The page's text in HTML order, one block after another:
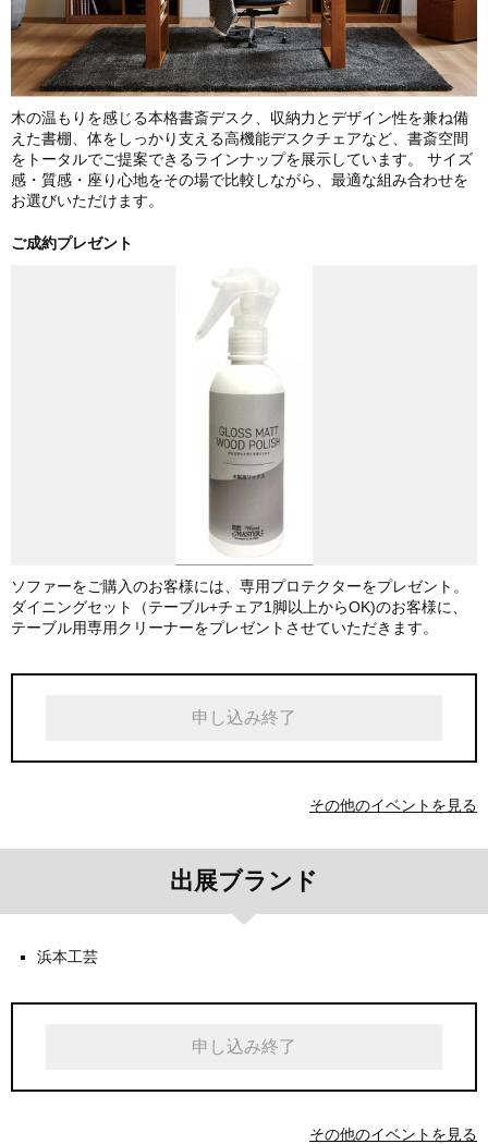
木の温もりを感じる本格書斎デスク、収納力とデザイン性を兼ね備
えた書棚、体をしっかり支える高機能デスクチェアなど、書斎空間
をトータルでご提案できるラインナップを展示しています。 サイズ
感・質感・座り心地をその場で比較しながら、最適な組み合わせを
お選びいただけます。
ご成約プレゼント
ソファーをご購入のお客様には、専用プロテクターをプレゼント。
ダイニングセット（テーブル+チェア1脚以上からOK)のお客様に、
テーブル用専用クリーナーをプレゼントさせていただきます。
申し込み終了
その他のイベントを見る
出展ブランド
浜本工芸
申し込み終了
その他のイベントを見る